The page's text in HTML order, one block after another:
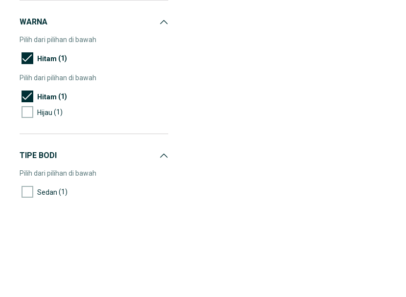
WARNA
Pilih dari pilihan di bawah
Hitam (1)
Pilih dari pilihan di bawah
Hitam (1)
Hijau (1)
TIPE BODI
Pilih dari pilihan di bawah
Sedan (1)